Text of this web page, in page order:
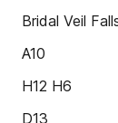
Bridal Veil
A10
H12 H6
D13